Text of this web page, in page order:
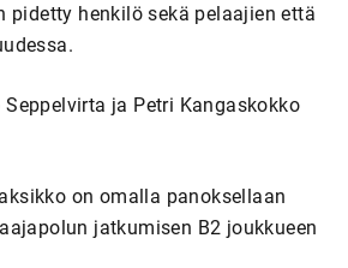
pidetty henkilö sekä pelaajien että
ja Petri Kangaskokko
on omalla panoksellaan
jatkumisen B2 joukkueen